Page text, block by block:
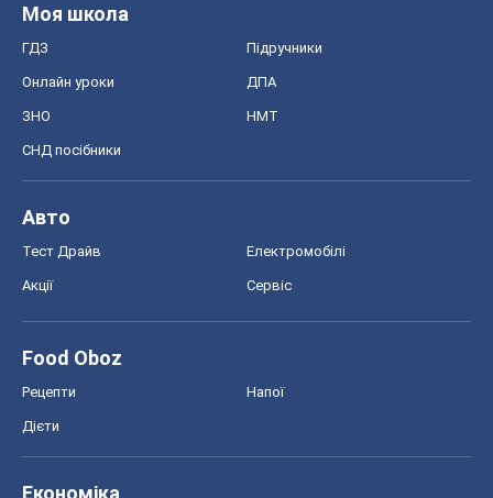
Моя школа
ГДЗ Підручники
Онлайн уроки ДПА
ЗНО НМТ
СНД посібники
Авто
Тест Драйв Електромобілі
Акції Сервіс
Food Oboz
Рецепти Напої
Дієти
Економіка